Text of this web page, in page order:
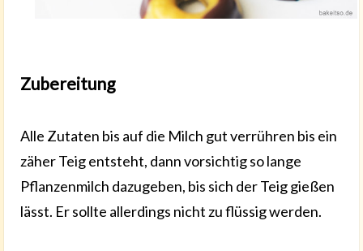
Zubereitung
Alle Zutaten bis auf die Milch gut verrühren bis ein
zäher Teig entsteht, dann vorsichtig so lange
Pflanzenmilch dazugeben, bis sich der Teig gießen
lässt. Er sollte allerdings nicht zu flüssig werden.